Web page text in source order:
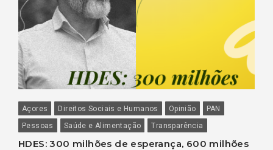
Açores Direitos Sociais e Humanos Opinião
PAN
Pessoas
Saúde e Alimentação Transparência
HDES: 300 milhões de esperança, 600 milhões